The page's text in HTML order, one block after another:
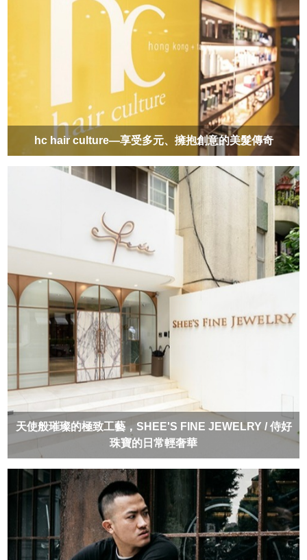
hc hair culture—享受多元、擁抱創意的美髮傳奇
天使般璀璨的極致工藝，SHEE'S FINE JEWELRY / 侍好
珠寶的日常輕奢華